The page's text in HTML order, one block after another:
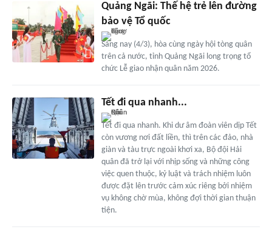
Quảng Ngãi: Thế hệ trẻ lên đường
bảo vệ Tổ quốc
Sáng nay (4/3), hòa cùng ngày hội tòng quân
trên cả nước, tỉnh Quảng Ngãi long trọng tổ
chức Lễ giao nhận quân năm 2026.
Tết đi qua nhanh...
Tết đi qua nhanh. Khi dư âm đoàn viên dịp Tết
còn vương nơi đất liền, thì trên các đảo, nhà
giàn và tàu trực ngoài khơi xa, Bộ đội Hải
quân đã trở lại với nhịp sống và những công
việc quen thuộc, kỷ luật và trách nhiệm luôn
được đặt lên trước cảm xúc riêng bởi nhiệm
vụ không chờ mùa, không đợi thời gian thuận
tiện.